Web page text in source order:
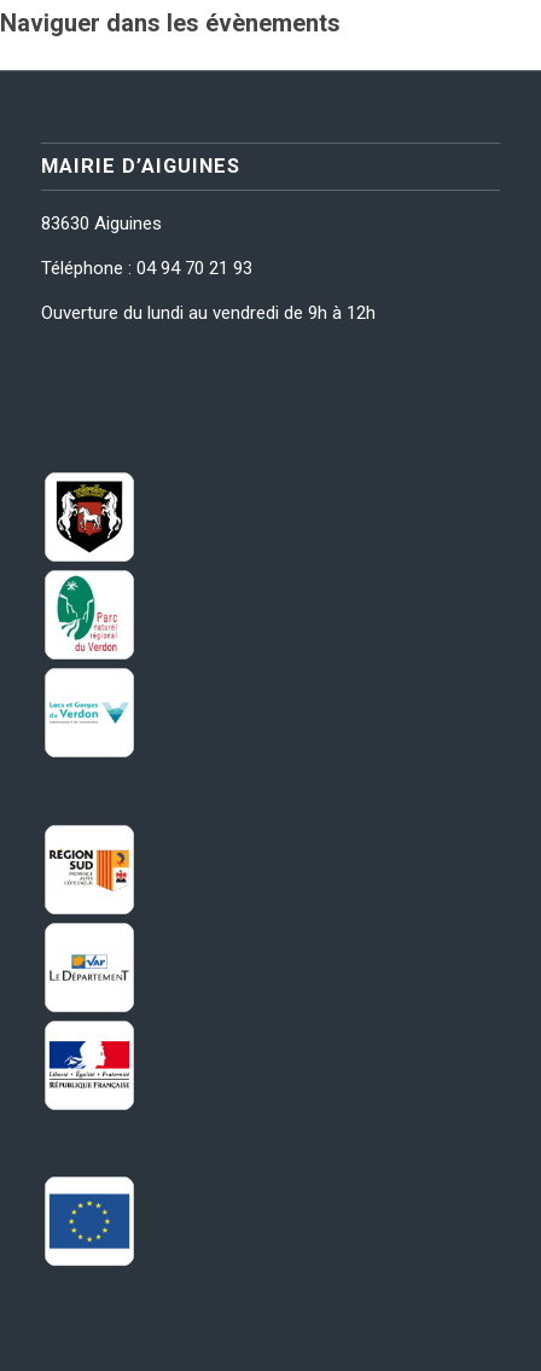
Naviguer dans les évènements
MAIRIE D’AIGUINES
83630 Aiguines
Téléphone : 04 94 70 21 93
Ouverture du lundi au vendredi de 9h à 12h